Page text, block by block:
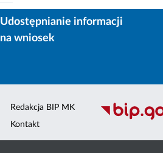
Udostępnianie informacji
na wniosek
Redakcja BIP MK
Kontakt